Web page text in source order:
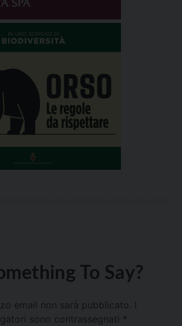
To Say?
email non sarà pubblicato.
sono contrassegnati *